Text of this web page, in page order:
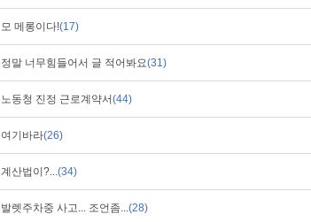
모 메롱이다!(17)
정말 너무힘들어서 글 적어봐요(31)
노동청 진정 근로계약서(44)
여기바라(26)
계산법이?...(34)
발렛주차중 사고... 조언좀...(28)